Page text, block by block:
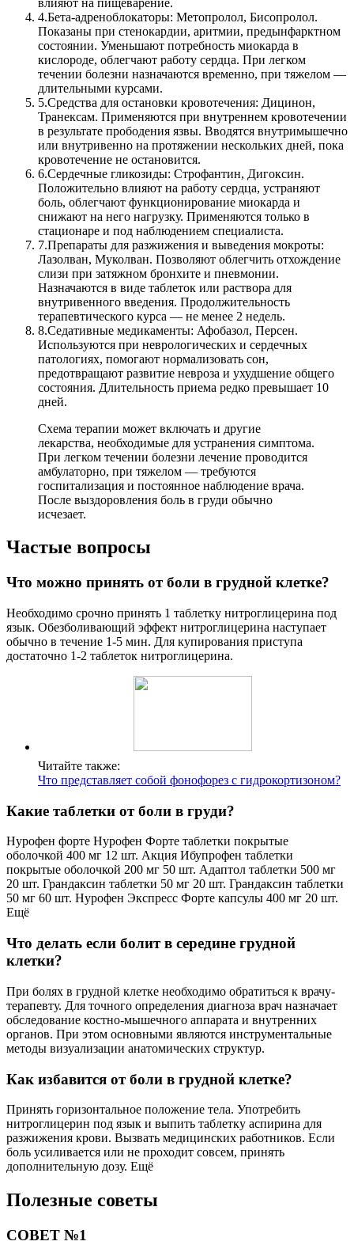
4.Бета-адреноблокаторы: Метопролол, Бисопролол.
Показаны при стенокардии, аритмии, предынфарктном
состоянии. Уменьшают потребность миокарда в
кислороде, облегчают работу сердца. При легком
течении болезни назначаются временно, при тяжелом —
длительными курсами.
5.Средства для остановки кровотечения: Дицинон,
Транексам. Применяются при внутреннем кровотечении
в результате прободения язвы. Вводятся внутримышечно
или внутривенно на протяжении нескольких дней, пока
кровотечение не остановится.
6.Сердечные гликозиды: Строфантин, Дигоксин.
Положительно влияют на работу сердца, устраняют
боль, облегчают функционирование миокарда и
снижают на него нагрузку. Применяются только в
стационаре и под наблюдением специалиста.
7.Препараты для разжижения и выведения мокроты:
Лазолван, Муколван. Позволяют облегчить отхождение
слизи при затяжном бронхите и пневмонии.
Назначаются в виде таблеток или раствора для
внутривенного введения. Продолжительность
терапевтического курса — не менее 2 недель.
8.Седативные медикаменты: Афобазол, Персен.
Используются при неврологических и сердечных
патологиях, помогают нормализовать сон,
предотвращают развитие невроза и ухудшение общего
состояния. Длительность приема редко превышает 10
дней.
Схема терапии может включать и другие
лекарства, необходимые для устранения симптома.
При легком течении болезни лечение проводится
амбулаторно, при тяжелом — требуются
госпитализация и постоянное наблюдение врача.
После выздоровления боль в груди обычно
исчезает.
Частые вопросы
Что можно принять от боли в грудной клетке?
Необходимо срочно принять 1 таблетку нитроглицерина под
язык. Обезболивающий эффект нитроглицерина наступает
обычно в течение 1-5 мин. Для купирования приступа
достаточно 1-2 таблеток нитроглицерина.
Читайте также:
Что представляет собой фонофорез с гидрокортизоном?
Какие таблетки от боли в груди?
Нурофен форте Нурофен Форте таблетки покрытые
оболочкой 400 мг 12 шт. Акция Ибупрофен таблетки
покрытые оболочкой 200 мг 50 шт. Адаптол таблетки 500 мг
20 шт. Грандаксин таблетки 50 мг 20 шт. Грандаксин таблетки
50 мг 60 шт. Нурофен Экспресс Форте капсулы 400 мг 20 шт.
Ещё
Что делать если болит в середине грудной
клетки?
При болях в грудной клетке необходимо обратиться к врачу-
терапевту. Для точного определения диагноза врач назначает
обследование костно-мышечного аппарата и внутренних
органов. При этом основными являются инструментальные
методы визуализации анатомических структур.
Как избавится от боли в грудной клетке?
Принять горизонтальное положение тела. Употребить
нитроглицерин под язык и выпить таблетку аспирина для
разжижения крови. Вызвать медицинских работников. Если
боль усиливается или не проходит совсем, принять
дополнительную дозу. Ещё
Полезные советы
СОВЕТ №1